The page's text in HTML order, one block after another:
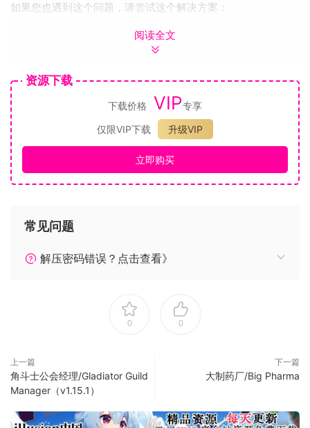
如果您也遇到这个问题，请尝试这个解决方案：
页选中’兼容性’。
然后勾选以‘Windows8兼容模式运行’。
仍然无法启动游戏，可以使用Steam检查游戏完整性，或联系
我们。
2、全屏游戏的方法：
在设置菜单里选择“全屏”还是“窗口”。
按下Alt+Enter组合键且换全屏窗口。
修复部分错别字。
阅读全文
资源下载
下载价格 VIP专享
仅限VIP下载
升级VIP
立即购买
常见问题
解压密码错误？点击查看》
0 0
上一篇
角斗士公会经理/Gladiator Guild
Manager（v1.15.1）
下一篇
大制药厂/Big Pharma